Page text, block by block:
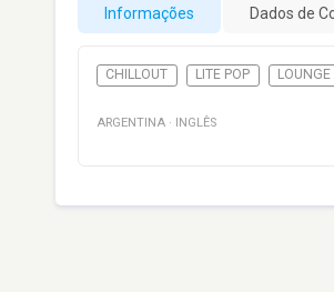
Informações Dados de
CHILLOUT LITE POP LOUNGE
ARGENTINA · INGLÊS